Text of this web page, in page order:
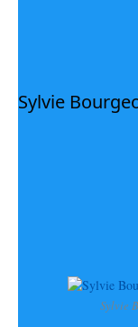
Sylvie
Sylvie